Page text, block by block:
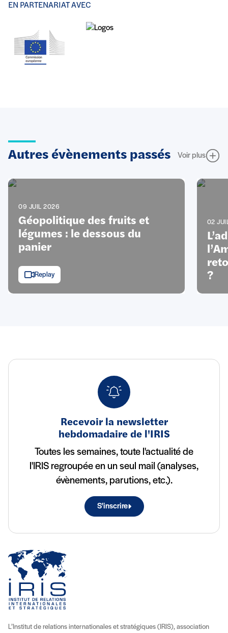
EN PARTENARIAT AVEC
Autres évènements passés Voir plus
09 JUIL 2026
Géopolitique des fruits et
légumes : le dessous du
panier
Replay
02
?
Recevoir la newsletter
hebdomadaire de l'IRIS
Toutes les semaines, toute l'actualité de
l'IRIS regroupée en un seul mail (analyses,
évènements, parutions, etc.).
S'inscrire
L’Institut de relations internationales et stratégiques (IRIS), association